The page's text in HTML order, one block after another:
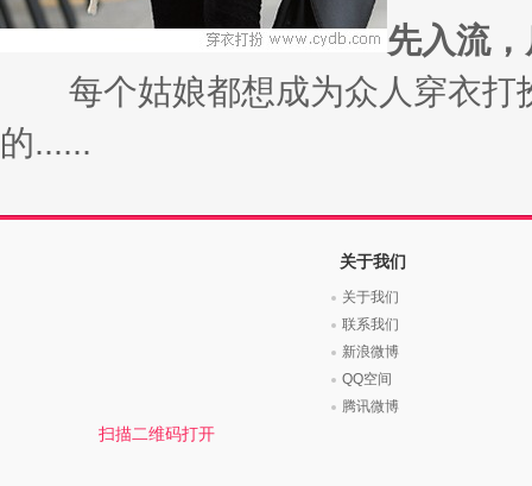
先入流
每个姑娘都想成为众人穿衣打
的......
扫描二维码打开
关于我们
关于我们
联系我们
新浪微博
QQ空间
腾讯微博